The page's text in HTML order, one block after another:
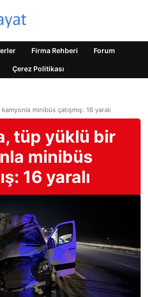
Firma Rehberi Forum
Çerez Politikası
minibüs çatışmış: 16 yaralı
tüp yüklü bir
minibüs
16 yaralı